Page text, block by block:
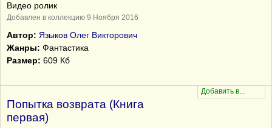
Видео ролик
Добавлен в коллекцию 9 Ноября 2016
Автор: Языков Олег Викторович
Жанры: Фантастика
Размер: 609 Кб
Попытка возврата (Книга
первая)